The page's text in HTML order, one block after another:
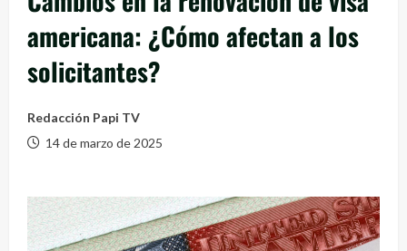
americana: ¿Cómo afectan a los
solicitantes?
Redacción Papi TV
14 de marzo de 2025